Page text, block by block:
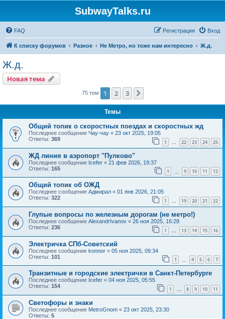
SubwayTalks.ru
FAQ Вход
Регистрация
К списку форумов Разное Не Метро, но тоже нам интересно Ж.д.
Ж.д.
Новая тема
75 тем 1 2 3
Темы
Общий топик о скоростных поездах и скоростных жд
Последнее сообщение Чау-чау « 23 окт 2025, 19:05
Ответы: 369 1 … 22 23 24 25
ЖД линия в аэропорт "Пулково"
Последнее сообщение Icefer « 21 фев 2026, 19:37
Ответы: 165 1 9 10 11 12
Общий топик об ОЖД
Последнее сообщение Адмирал « 01 янв 2026, 21:05
Ответы: 322 1 … 19 20 21 22
Глупые вопросы по железным дорогам (не метро!)
Последнее сообщение AlexandrIvanov « 26 ноя 2025, 16:28
Ответы: 236 1 … 13 14 15 16
Электричка СПб-Советский
Последнее сообщение konnor « 05 ноя 2025, 09:34
Ответы: 101 1 4 5 6 7
Транзитные и городские электрички в Санкт-Петербурге
Последнее сообщение Icefer « 04 ноя 2025, 05:55
Ответы: 154 1 … 8 9 10 11
Светофоры и знаки
Последнее сообщение MetroGnom « 23 окт 2025, 23:30
Ответы: 5